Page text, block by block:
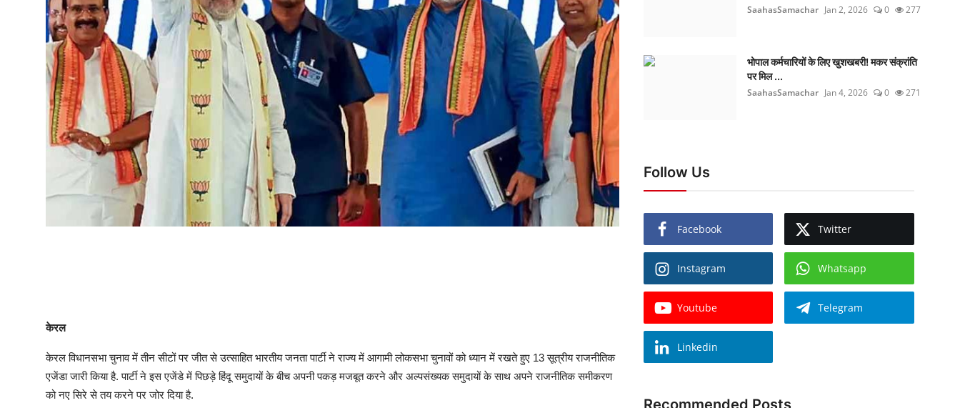
केरल
केरल विधानसभा चुनाव में तीन सीटों पर जीत से उत्साहित भारतीय जनता पार्टी ने राज्य में आगामी लोकसभा चुनावों को ध्यान में रखते हुए 13 सूत्रीय राजनीतिक
एजेंडा जारी किया है. पार्टी ने इस एजेंडे में पिछड़े हिंदू समुदायों के बीच अपनी पकड़ मजबूत करने और अल्पसंख्यक समुदायों के साथ अपने राजनीतिक समीकरण
को नए सिरे से तय करने पर जोर दिया है.
SaahasSamachar Jan 2, 2026 0 277
भोपाल कर्मचारियों के लिए खुशखबरी! मकर संक्रांति
पर मिल ...
SaahasSamachar Jan 4, 2026 0 271
Follow Us
Facebook Twitter
Instagram Whatsapp
Youtube Telegram
Linkedin
Recommended Posts